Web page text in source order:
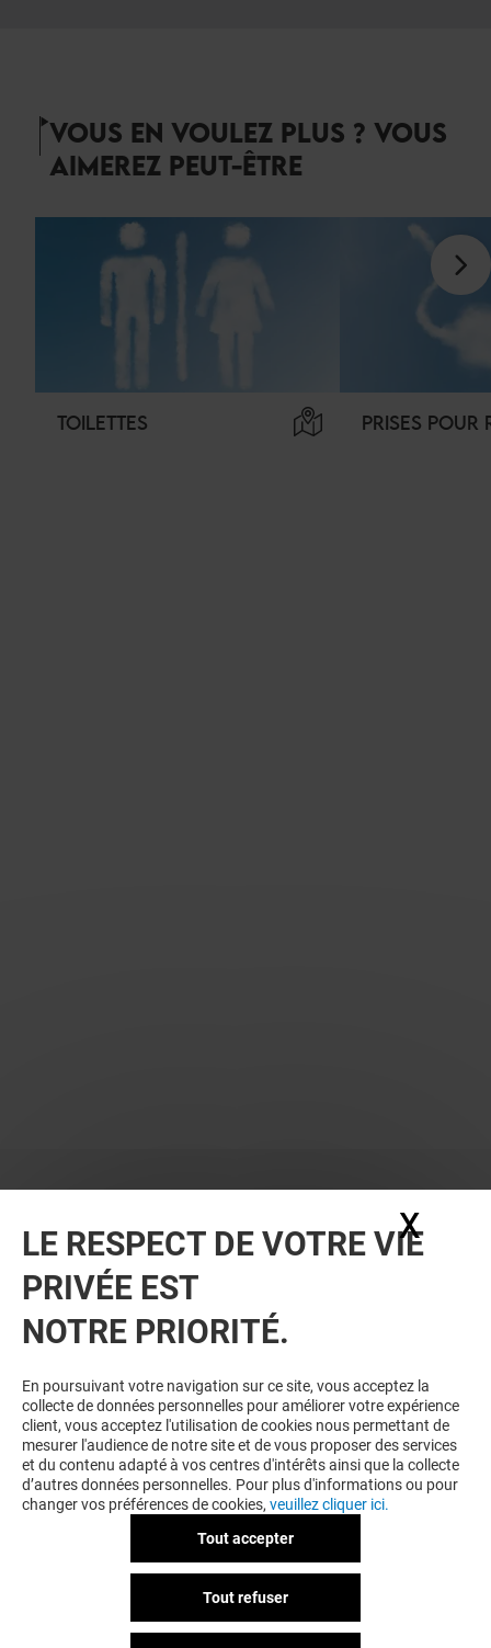
VOUS EN VOULEZ PLUS ? VOUS
AIMEREZ PEUT-ÊTRE
TOILETTES PRISES POUR
LE RESPECT DE VOTRE VIE
PRIVÉE EST
NOTRE PRIORITÉ.
En poursuivant votre navigation sur ce site, vous acceptez la
collecte de données personnelles pour améliorer votre expérience
client, vous acceptez l'utilisation de cookies nous permettant de
mesurer l'audience de notre site et de vous proposer des services
et du contenu adapté à vos centres d'intérêts ainsi que la collecte
d’autres données personnelles. Pour plus d'informations ou pour
changer vos préférences de cookies, veuillez cliquer ici.
Tout accepter
Tout refuser
X